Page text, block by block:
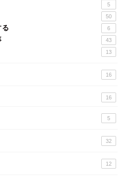
5
50
6
43
13
16
16
5
32
12